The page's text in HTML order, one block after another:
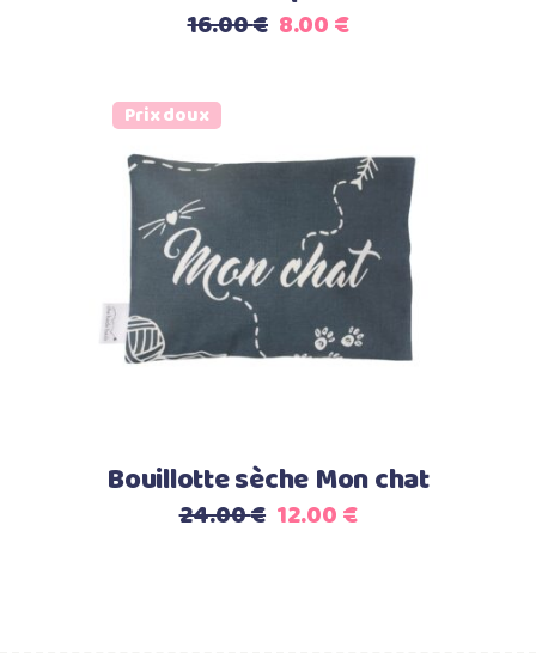
16.00€ Le
16.00 €.
8.00€Le
8.00 €.
Prix doux
Ajouter au panier
Bouillotte sèche Mon chat
24.00€ Le
12.00€Le